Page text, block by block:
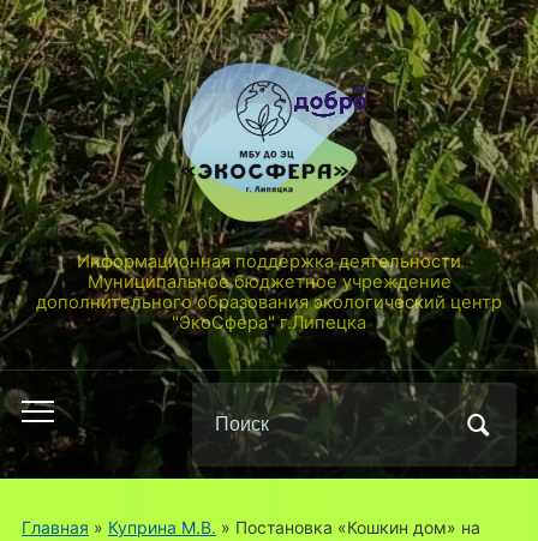
Информационная поддержка деятельности
Муниципальное бюджетное учреждение
дополнительного образования экологический центр
"ЭкоСфера" г.Липецка
Переключить
мобильное
меню
Поиск
по:
Главная » Куприна М.В. » Постановка «Кошкин дом» на